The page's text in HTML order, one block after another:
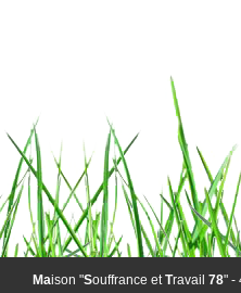
Maison "Souffrance etTravail 78" -